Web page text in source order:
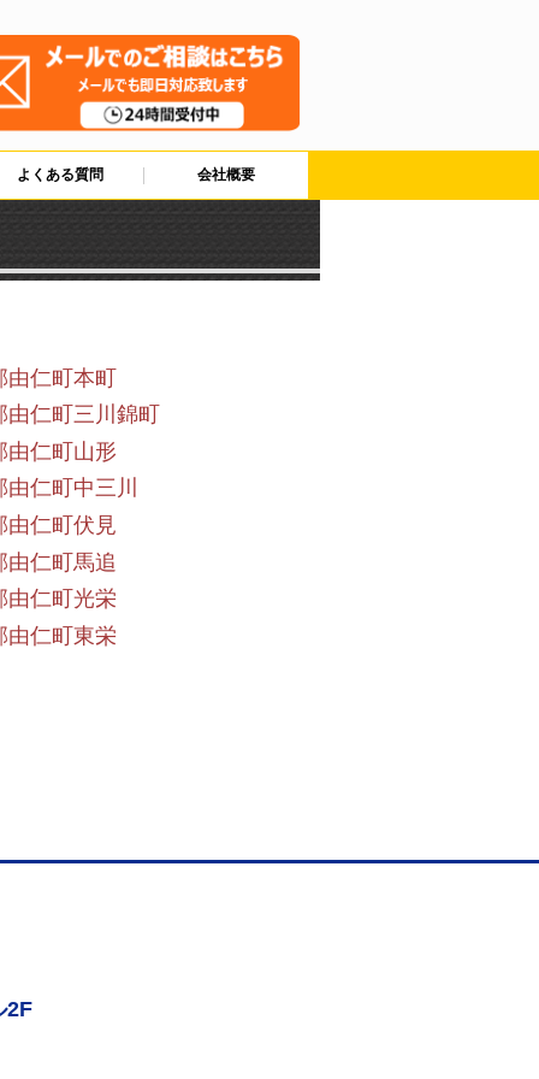
よくある質問 会社概要
由仁町本町
仁町三川錦町
由仁町山形
仁町中三川
由仁町伏見
由仁町馬追
由仁町光栄
由仁町東栄
2F